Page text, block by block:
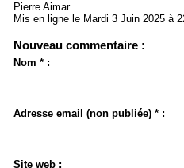
Pierre Aimar
Mis en ligne le Mardi 3 Juin 2025 à
Nouveau commentaire :
Nom * :
Adresse email (non publiée) * :
Site web :